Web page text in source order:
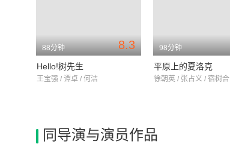
8.3
88分钟
Hello!树先生
王宝强 / 谭卓 / 何洁
98分钟
平原上的夏洛克
徐朝英 / 张占义 / 宿树合
同导演与演员作品